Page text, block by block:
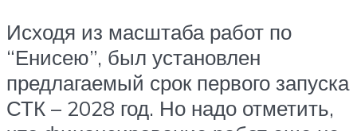
Исходя из масштаба работ по
“Енисею”, был установлен
предлагаемый срок первого запуска
СТК – 2028 год. Но надо отметить,